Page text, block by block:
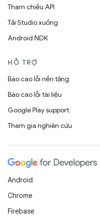
Tham chiếu API
Tải Studio xuống
Android NDK
HỖ TRỢ
Báo cáo lỗi nền tảng
Báo cáo lỗi tài liệu
Google Play support
Tham gia nghiên cứu
Android
Chrome
Firebase